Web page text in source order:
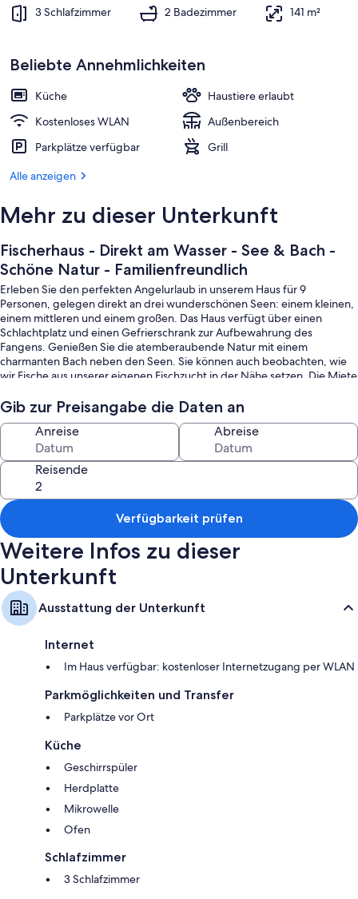
Innenbereich
3 Schlafzimmer 2 Badezimmer 141 m²
Beliebte Annehmlichkeiten
Küche
Haustiere erlaubt
Kostenloses WLAN
Außenbereich
Parkplätze verfügbar
Grill
Alle anzeigen
Mehr zu dieser Unterkunft
Fischerhaus - Direkt am Wasser - See & Bach -
Schöne Natur - Familienfreundlich
Erleben Sie den perfekten Angelurlaub in unserem Haus für 9
Personen, gelegen direkt an drei wunderschönen Seen: einem kleinen,
einem mittleren und einem großen. Das Haus verfügt über einen
Schlachtplatz und einen Gefrierschrank zur Aufbewahrung des
Fangens. Genießen Sie die atemberaubende Natur mit einem
charmanten Bach neben den Seen. Sie können auch beobachten, wie
wir Fische aus unserer eigenen Fischzucht in der Nähe setzen. Die Miete
Möchten Sie mehr Fische, kostet das 11 EUR pro kg. Kommen Sie und
genießen Sie ein unvergessliches Angelerlebnis!
Gib zur Preisangabe die Daten an
Anreise Abreise
Reisende
Verfügbarkeit prüfen
Weitere Infos zu dieser
Unterkunft
Ausstattung der Unterkunft
Internet
Im Haus verfügbar: kostenloser Internetzugang per WLAN
Parkmöglichkeiten und Transfer
Parkplätze vor Ort
Küche
Geschirrspüler
Herdplatte
Mikrowelle
Ofen
Schlafzimmer
3 Schlafzimmer